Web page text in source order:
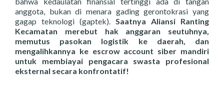
anggota, bukan di menara gading gerontokrasi yang
gagap teknologi (gaptek). Saatnya Aliansi Ranting
Kecamatan merebut hak anggaran seutuhnya,
memutus pasokan logistik ke daerah, dan
mengalihkannya ke escrow account siber mandiri
untuk membiayai pengacara swasta profesional
eksternal secara konfrontatif!